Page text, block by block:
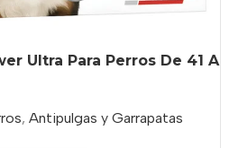
Ultra Para Perros De 41 A
, Antipulgas y Garrapatas